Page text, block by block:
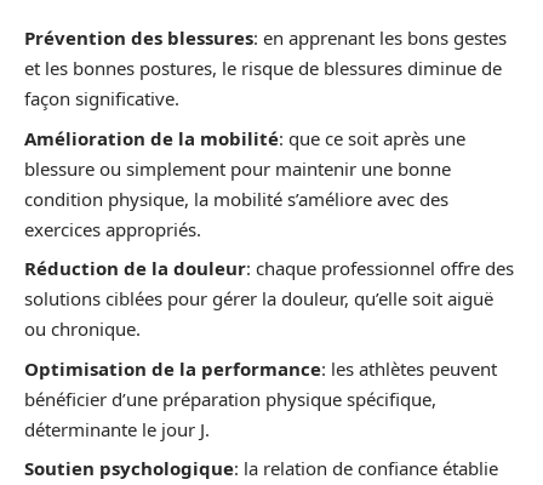
Prévention des blessures: en apprenant les bons gestes
et les bonnes postures, le risque de blessures diminue de
façon significative.
Amélioration de la mobilité: que ce soit après une
blessure ou simplement pour maintenir une bonne
condition physique, la mobilité s’améliore avec des
exercices appropriés.
Réduction de la douleur: chaque professionnel offre des
solutions ciblées pour gérer la douleur, qu’elle soit aiguë
ou chronique.
Optimisation de la performance: les athlètes peuvent
bénéficier d’une préparation physique spécifique,
déterminante le jour J.
Soutien psychologique: la relation de confiance établie